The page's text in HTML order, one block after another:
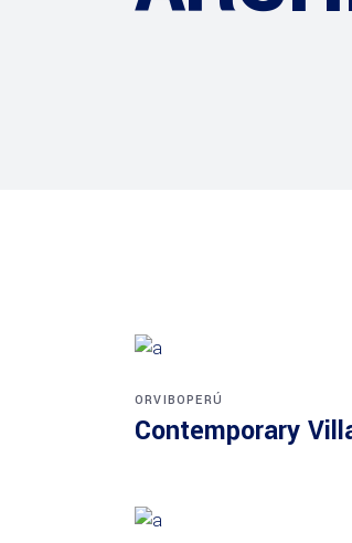
ORVIBOPERÚ
Contemporary